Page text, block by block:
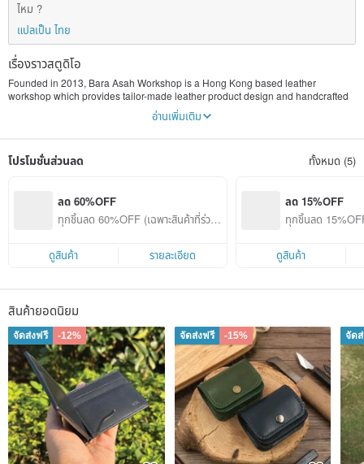
ไหม ?
แปลเป็น ไทย
เรื่องราวสตูดิโอ
Founded in 2013, Bara Asah Workshop is a Hong Kong based leather
workshop which provides tailor-made leather product design and handcrafted
leather goods services. All of our producing processes, from drafting, cutting
and hole punching to stitching and burnishing, are 100% made by hand. We
We have great enthusiasm in leather craftsmanship and keep on improving our
Although mass and machinery production could keep the production process
without personal characteristics would be too monotonous and dull. We
believe in the creative spirit of human and their potential. When we craft, we
Leather is a natural fabric which would change color, hardness and smell over
time. The change varies with individual users and would gradually develop into
something with personal and unique characteristics. The features of leather
give continues life to our products. We craft with a hope that our customers
could experience as well as embrace the uniqueness and possibility of leather.
We look forward to exploring the infinite world of leather craft with you.
อ่านเพิ่มเติม
โปรโมชั่นส่วนลด ทั้งหมด (5)
ลด 60%OFF
ทุกชิ้นลด 60%OFF (เฉพาะสินค้าที่ร่วมร
ดูสินค้า
รายละเอียด
ลด 15%OFF
ทุกชิ้นลด
ดูสินค้า
สินค้ายอดนิยม
จัดส่งฟรี -12% จัดส่งฟรี -15% จัด